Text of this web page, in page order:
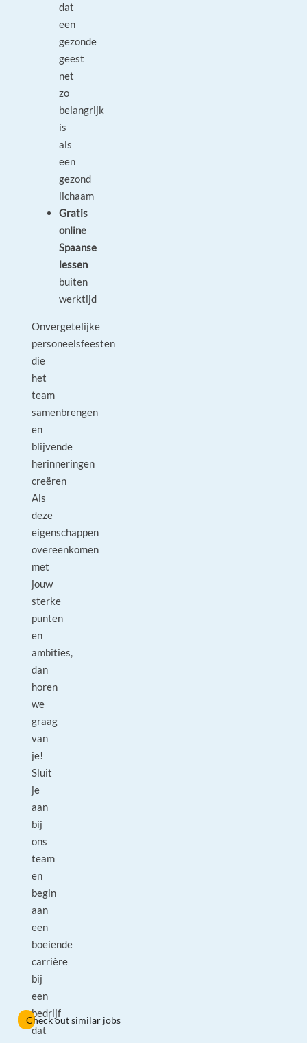
dat
een
gezonde
geest
net
zo
belangrijk
is
als
een
gezond
lichaam
Gratis
online
Spaanse
lessen
buiten
werktijd
Onvergetelijke
personeelsfeesten
die
het
team
samenbrengen
en
blijvende
herinneringen
creëren
Als
deze
eigenschappen
overeenkomen
met
jouw
sterke
punten
en
ambities,
dan
horen
we
graag
van
je!
Sluit
je
aan
bij
ons
team
en
begin
aan
een
boeiende
carrière
bij
een
bedrijf
dat
Check out similar jobs